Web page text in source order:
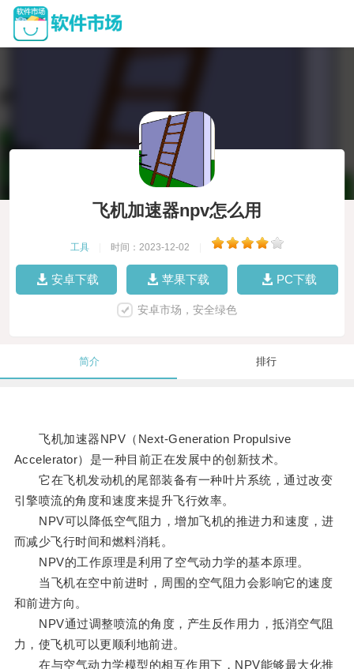
飞机加速器npv怎么用
工具 时间：2023-12-02
安卓下载 苹果下载 PC下载
安卓市场，安全绿色
简介 排行
飞机加速器NPV（Next-Generation Propulsive
Accelerator）是一种目前正在发展中的创新技术。
它在飞机发动机的尾部装备有一种叶片系统，通过改变
引擎喷流的角度和速度来提升飞行效率。
NPV可以降低空气阻力，增加飞机的推进力和速度，进
而减少飞行时间和燃料消耗。
NPV的工作原理是利用了空气动力学的基本原理。
当飞机在空中前进时，周围的空气阻力会影响它的速度
和前进方向。
NPV通过调整喷流的角度，产生反作用力，抵消空气阻
力，使飞机可以更顺利地前进。
在与空气动力学模型的相互作用下，NPV能够最大化推